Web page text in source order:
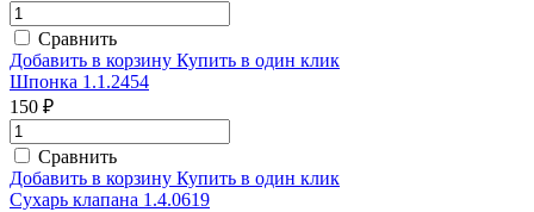
Сравнить
Добавить в корзину Купить в один клик
Шпонка 1.1.2454
150 ₽
Сравнить
Добавить в корзину Купить в один клик
Сухарь клапана 1.4.0619